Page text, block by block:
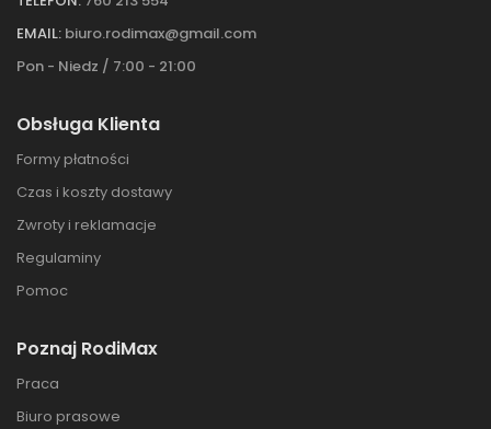
EMAIL: biuro.rodimax@gmail.com
Pon - Niedz / 7:00 - 21:00
Obsługa Klienta
Formy płatności
Czas i koszty dostawy
Zwroty i reklamacje
Regulaminy
Pomoc
Poznaj RodiMax
Praca
Biuro prasowe